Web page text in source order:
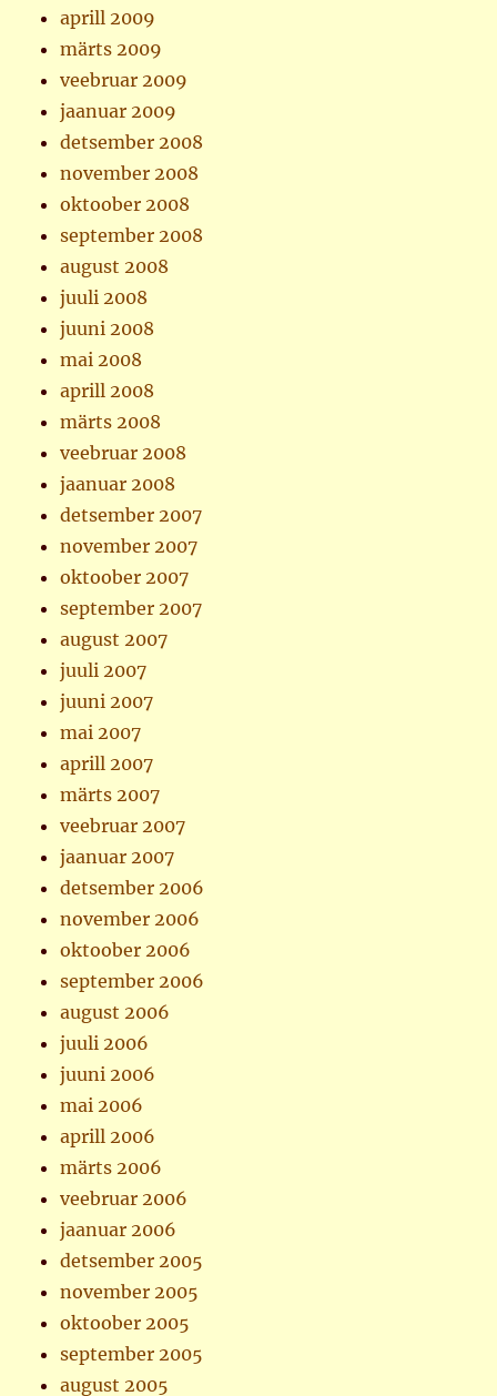
aprill 2009
märts 2009
veebruar 2009
jaanuar 2009
detsember 2008
november 2008
oktoober 2008
september 2008
august 2008
juuli 2008
juuni 2008
mai 2008
aprill 2008
märts 2008
veebruar 2008
jaanuar 2008
detsember 2007
november 2007
oktoober 2007
september 2007
august 2007
juuli 2007
juuni 2007
mai 2007
aprill 2007
märts 2007
veebruar 2007
jaanuar 2007
detsember 2006
november 2006
oktoober 2006
september 2006
august 2006
juuli 2006
juuni 2006
mai 2006
aprill 2006
märts 2006
veebruar 2006
jaanuar 2006
detsember 2005
november 2005
oktoober 2005
september 2005
august 2005